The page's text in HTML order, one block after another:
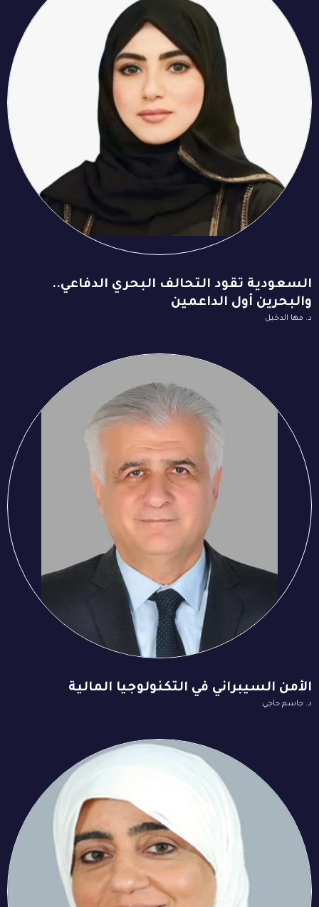
السعودية تقود التحالف البحري الدفاعي..
والبحرين أول الداعمين
د. مها الدخيل
الأمن السيبراني في التكنولوجيا المالية
د. جاسم حاجي